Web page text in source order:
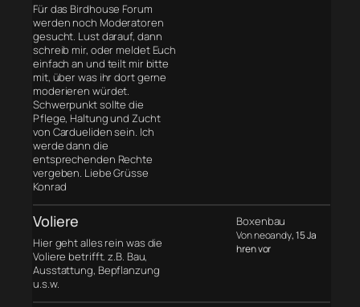
Für das Birdhouse Forum
werden noch Moderatoren
gesucht. Lust darauf, dann
schreib mir, oder meldet Euch
einfach an und teilt mir bitte
mit, über was ihr dort gerne
moderieren würdet.
Schwerpunkt sollte die
Pflege, Haltung und Zucht
von Cardueliden sein. Ich
werde dann die
entsprechenden Rechte
vergeben. Liebe Grüsse
Konrad
Voliere
Hier geht alles rein was die
Voliere betrifft. z.B. Bau,
Ausstattung, Bepflanzung
u.s.w.
Boxenbau
Von neoandy, 15 Ja
hren vor